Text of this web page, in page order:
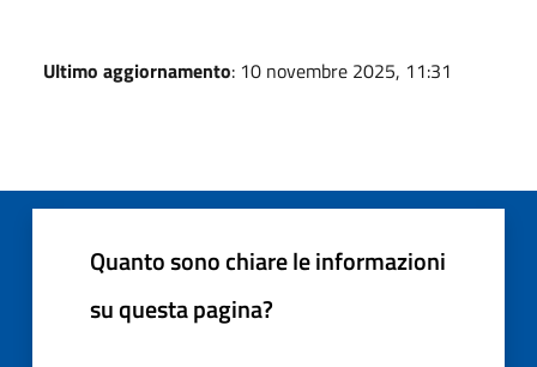
Ultimo aggiornamento: 10 novembre 2025, 11:31
Quanto sono chiare le informazioni
su questa pagina?